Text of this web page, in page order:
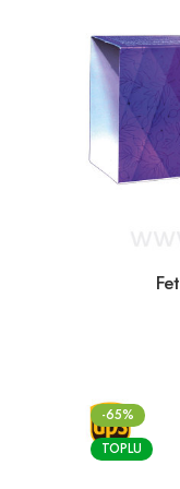
-65%
TOPLU